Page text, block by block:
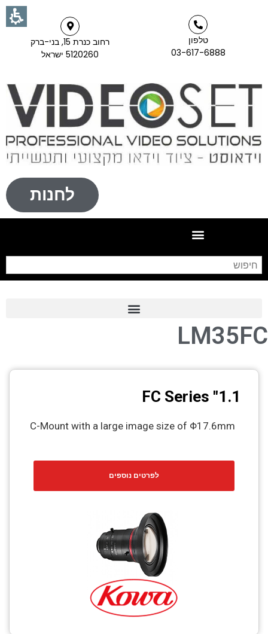
טלפון
03-617-6888
רחוב כנרת 15, בני-ברק
5120260 ישראל
לחנות
Frame Grabber
C-Mount Lenss
Visualizer
AV over IP
Photo Printers
LM35FC
1.1" FC Series
C-Mount with a large image size of Φ17.6mm
לפרטים נוספים